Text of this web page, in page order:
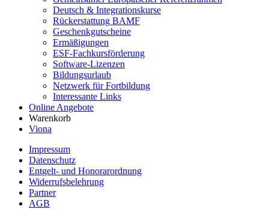
Deutsch & Integrationskurse
Rückerstattung BAMF
Geschenkgutscheine
Ermäßigungen
ESF-Fachkursförderung
Software-Lizenzen
Bildungsurlaub
Netzwerk für Fortbildung
Interessante Links
Online Angebote
Warenkorb
Viona
Impressum
Datenschutz
Entgelt- und Honorarordnung
Widerrufsbelehrung
Partner
AGB